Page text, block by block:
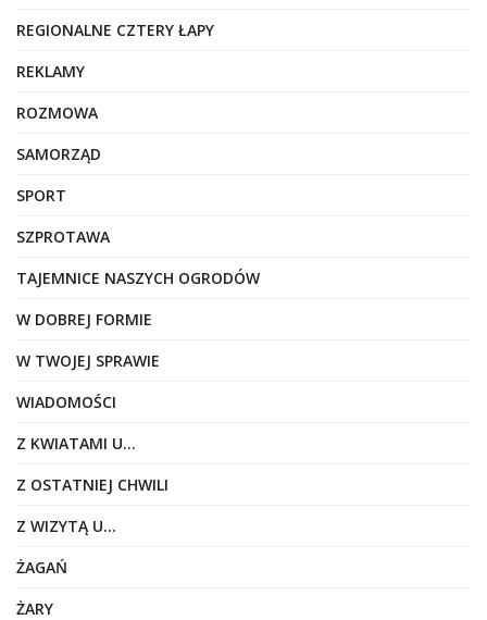
REGIONALNE CZTERY ŁAPY
REKLAMY
ROZMOWA
SAMORZĄD
SPORT
SZPROTAWA
TAJEMNICE NASZYCH OGRODÓW
W DOBREJ FORMIE
W TWOJEJ SPRAWIE
WIADOMOŚCI
Z KWIATAMI U…
Z OSTATNIEJ CHWILI
Z WIZYTĄ U…
ŻAGAŃ
ŻARY